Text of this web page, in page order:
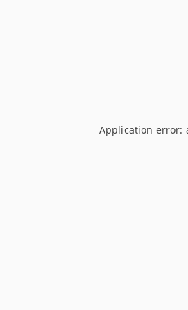
Application error: